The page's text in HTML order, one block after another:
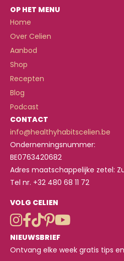
OP HET MENU
Home
Over Celien
Aanbod
Shop
Recepten
Blog
Podcast
CONTACT
info@healthyhabitscelien.be
Ondernemingsnummer:
BE0763420682
Adres maatschappelijke zetel:
Tel nr. +32 480 68 11 72
VOLG CELIEN
NIEUWSBRIEF
Ontvang elke week gratis tips